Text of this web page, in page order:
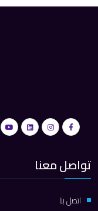
تواصل معنا
اتصل بنا